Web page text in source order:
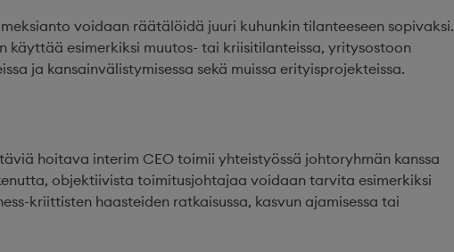
voidaan räätälöidä juuri kuhunkin tilanteeseen sopivaksi.
käyttää esimerkiksi muutos- tai kriisitilanteissa, yritysostoon
ja kansainvälistymisessa sekä muissa erityisprojekteissa.
hoitava interim CEO toimii yhteistyössä johtoryhmän kanssa
objektiivista toimitusjohtajaa voidaan tarvita esimerkiksi
kriittisten haasteiden ratkaisussa, kasvun ajamisessa tai